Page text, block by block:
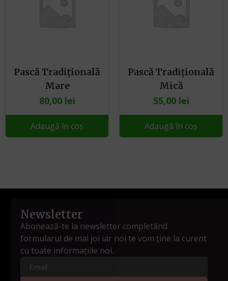
Pască Tradițională
Mare
80,00 lei
Adaugă în coș
Pască Tradițională
Mică
55,00 lei
Adaugă în coș
Newsletter
Abonează-te la newsletter completând
formularul de mai joi iar noi te vom ține la curent
cu toate informațiile noi.